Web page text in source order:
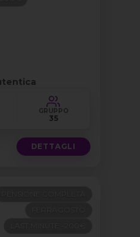
GRUPPO
35
DETTAGLI